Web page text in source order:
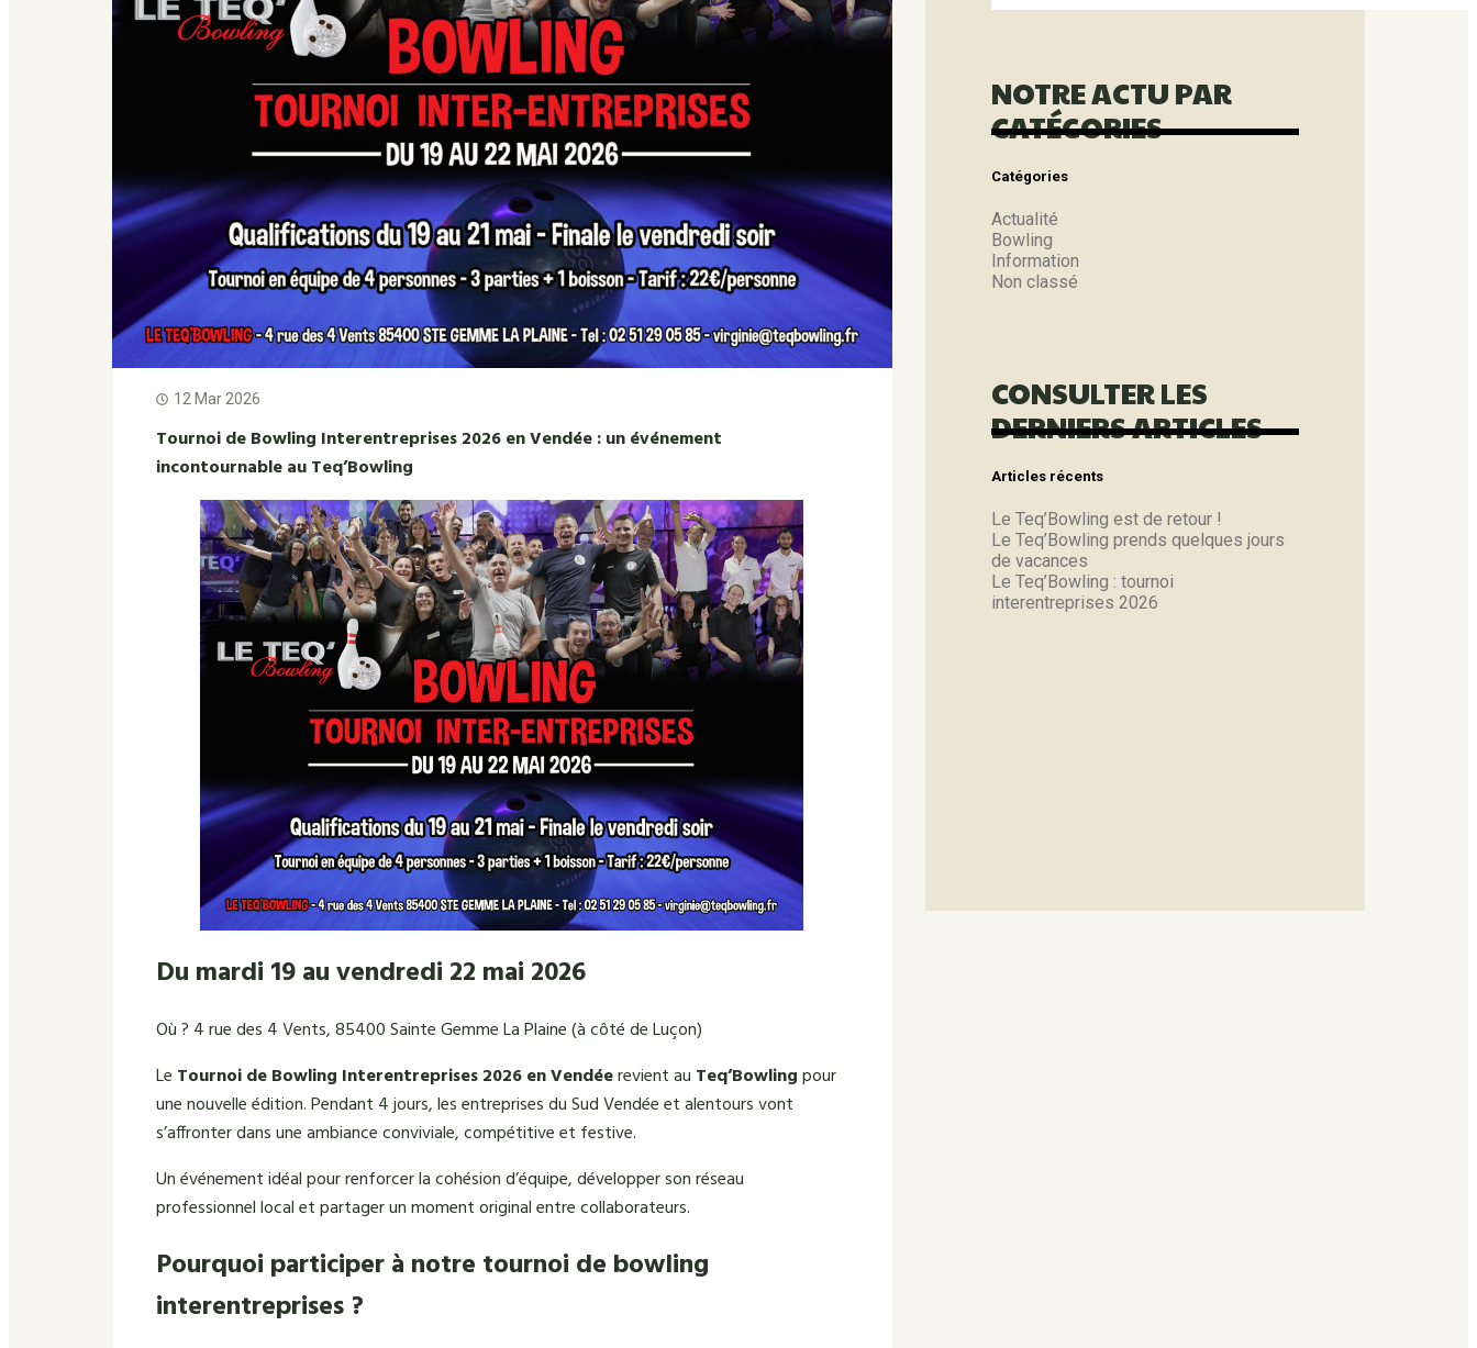
12 Mar 2026
Tournoi de Bowling Interentreprises 2026 en Vendée : un événement
incontournable au Teq’Bowling
Du mardi 19 au vendredi 22 mai 2026
Où ? 4 rue des 4 Vents, 85400 Sainte Gemme La Plaine (à côté de Luçon)
Le Tournoi de Bowling Interentreprises 2026 en Vendéerevient au Teq’Bowlingpour
une nouvelle édition. Pendant 4 jours, les entreprises du Sud Vendée et alentours vont
s’affronter dans une ambiance conviviale, compétitive et festive.
Un événement idéal pour renforcer la cohésion d’équipe, développer son réseau
professionnel local et partager un moment original entre collaborateurs.
Pourquoi participer à notre tournoi de bowling
interentreprises ?
NOTRE ACTU PAR
CATÉGORIES
Catégories
Actualité
Bowling
Information
Non classé
CONSULTER LES
DERNIERS ARTICLES
Articles récents
Le Teq’Bowling est de retour !
Le Teq’Bowling prends quelques jours
de vacances
Le Teq’Bowling : tournoi
interentreprises 2026